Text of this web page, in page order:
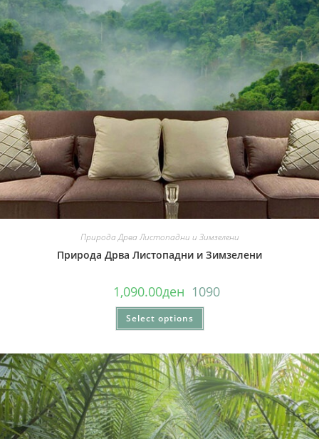
Природа Дрва Листопадни и Зимзелени
Природа Дрва Листопадни и Зимзелени
1,090.00ден 1090
Select options